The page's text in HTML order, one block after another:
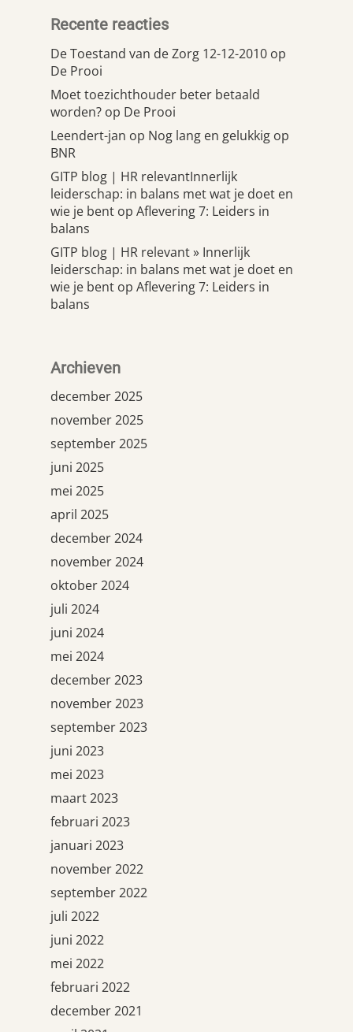
Recente reacties
De Toestand van de Zorg 12-12-2010 op
De Prooi
Moet toezichthouder beter betaald
worden? op De Prooi
Leendert-jan op Nog lang en gelukkig op
BNR
GITP blog | HR relevantInnerlijk
leiderschap: in balans met wat je doet en
wie je bent op Aflevering 7: Leiders in
balans
GITP blog | HR relevant » Innerlijk
leiderschap: in balans met wat je doet en
wie je bent op Aflevering 7: Leiders in
balans
Archieven
december 2025
november 2025
september 2025
juni 2025
mei 2025
april 2025
december 2024
november 2024
oktober 2024
juli 2024
juni 2024
mei 2024
december 2023
november 2023
september 2023
juni 2023
mei 2023
maart 2023
februari 2023
januari 2023
november 2022
september 2022
juli 2022
juni 2022
mei 2022
februari 2022
december 2021